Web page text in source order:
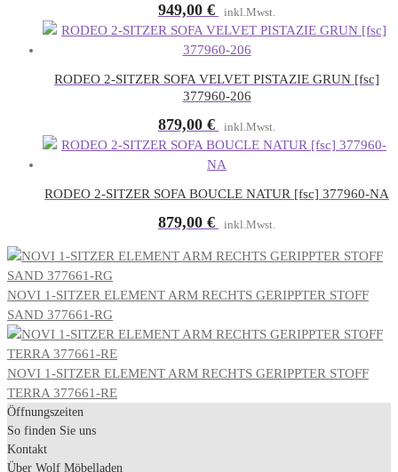
949,00 € inkl.Mwst.
RODEO 2-SITZER SOFA VELVET PISTAZIE GRUN [fsc]
377960-206
879,00 € inkl.Mwst.
RODEO 2-SITZER SOFA BOUCLE NATUR [fsc] 377960-NA
879,00 € inkl.Mwst.
NOVI 1-SITZER ELEMENT ARM RECHTS GERIPPTER STOFF
SAND 377661-RG
NOVI 1-SITZER ELEMENT ARM RECHTS GERIPPTER STOFF
TERRA 377661-RE
Öffnungszeiten
So finden Sie uns
Kontakt
Über Wolf Möbelladen